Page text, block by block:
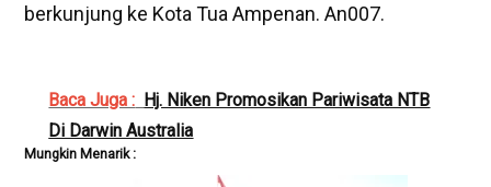
berkunjung ke Kota Tua Ampenan. An007.
Baca Juga : Hj. Niken Promosikan Pariwisata NTB
Di Darwin Australia
Mungkin Menarik :